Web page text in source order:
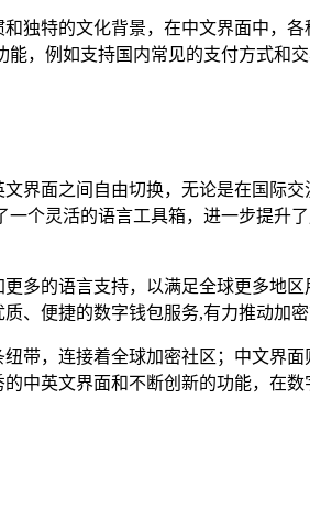
独特的文化背景，在中文界面中，
，例如支持国内常见的支付方式和
界面之间自由切换，无论是在国际
个灵活的语言工具箱，进一步提升
多的语言支持，以满足全球更多地
、便捷的数字钱包服务,有力推动加
带，连接着全球加密社区；中文界
中英文界面和不断创新的功能，在